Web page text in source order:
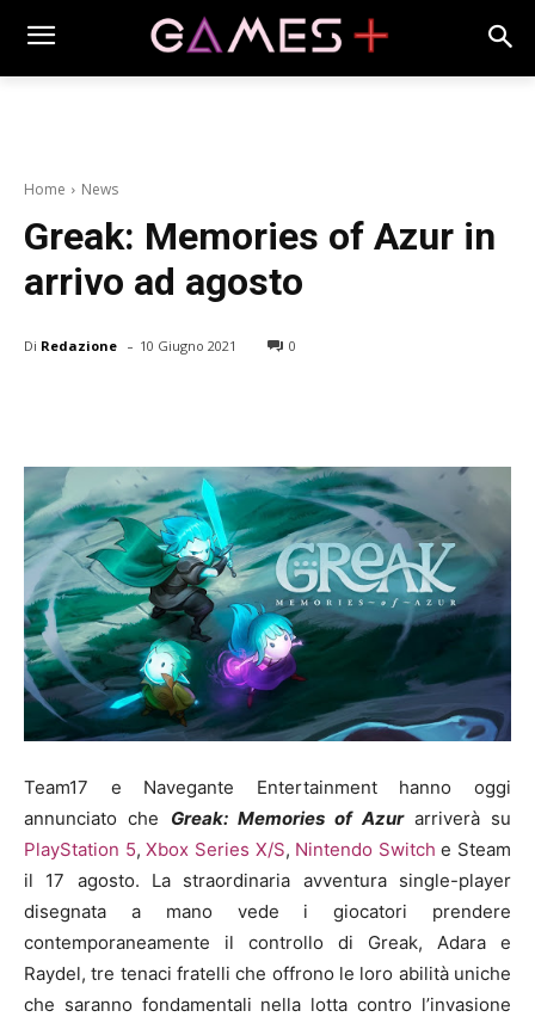
Home News
Greak: Memories of Azur in
arrivo ad agosto
Di Redazione - 10 Giugno 2021 0
Team17 e Navegante Entertainment hanno oggi
annunciato che Greak: Memories of Azur arriverà su
PlayStation 5,Xbox Series X/S, Nintendo Switch e Steam
il 17 agosto. La straordinaria avventura single-player
disegnata a mano vede i giocatori prendere
contemporaneamente il controllo di Greak, Adara e
Raydel, tre tenaci fratelli che offrono le loro abilità uniche
che saranno fondamentali nella lotta contro l’invasione